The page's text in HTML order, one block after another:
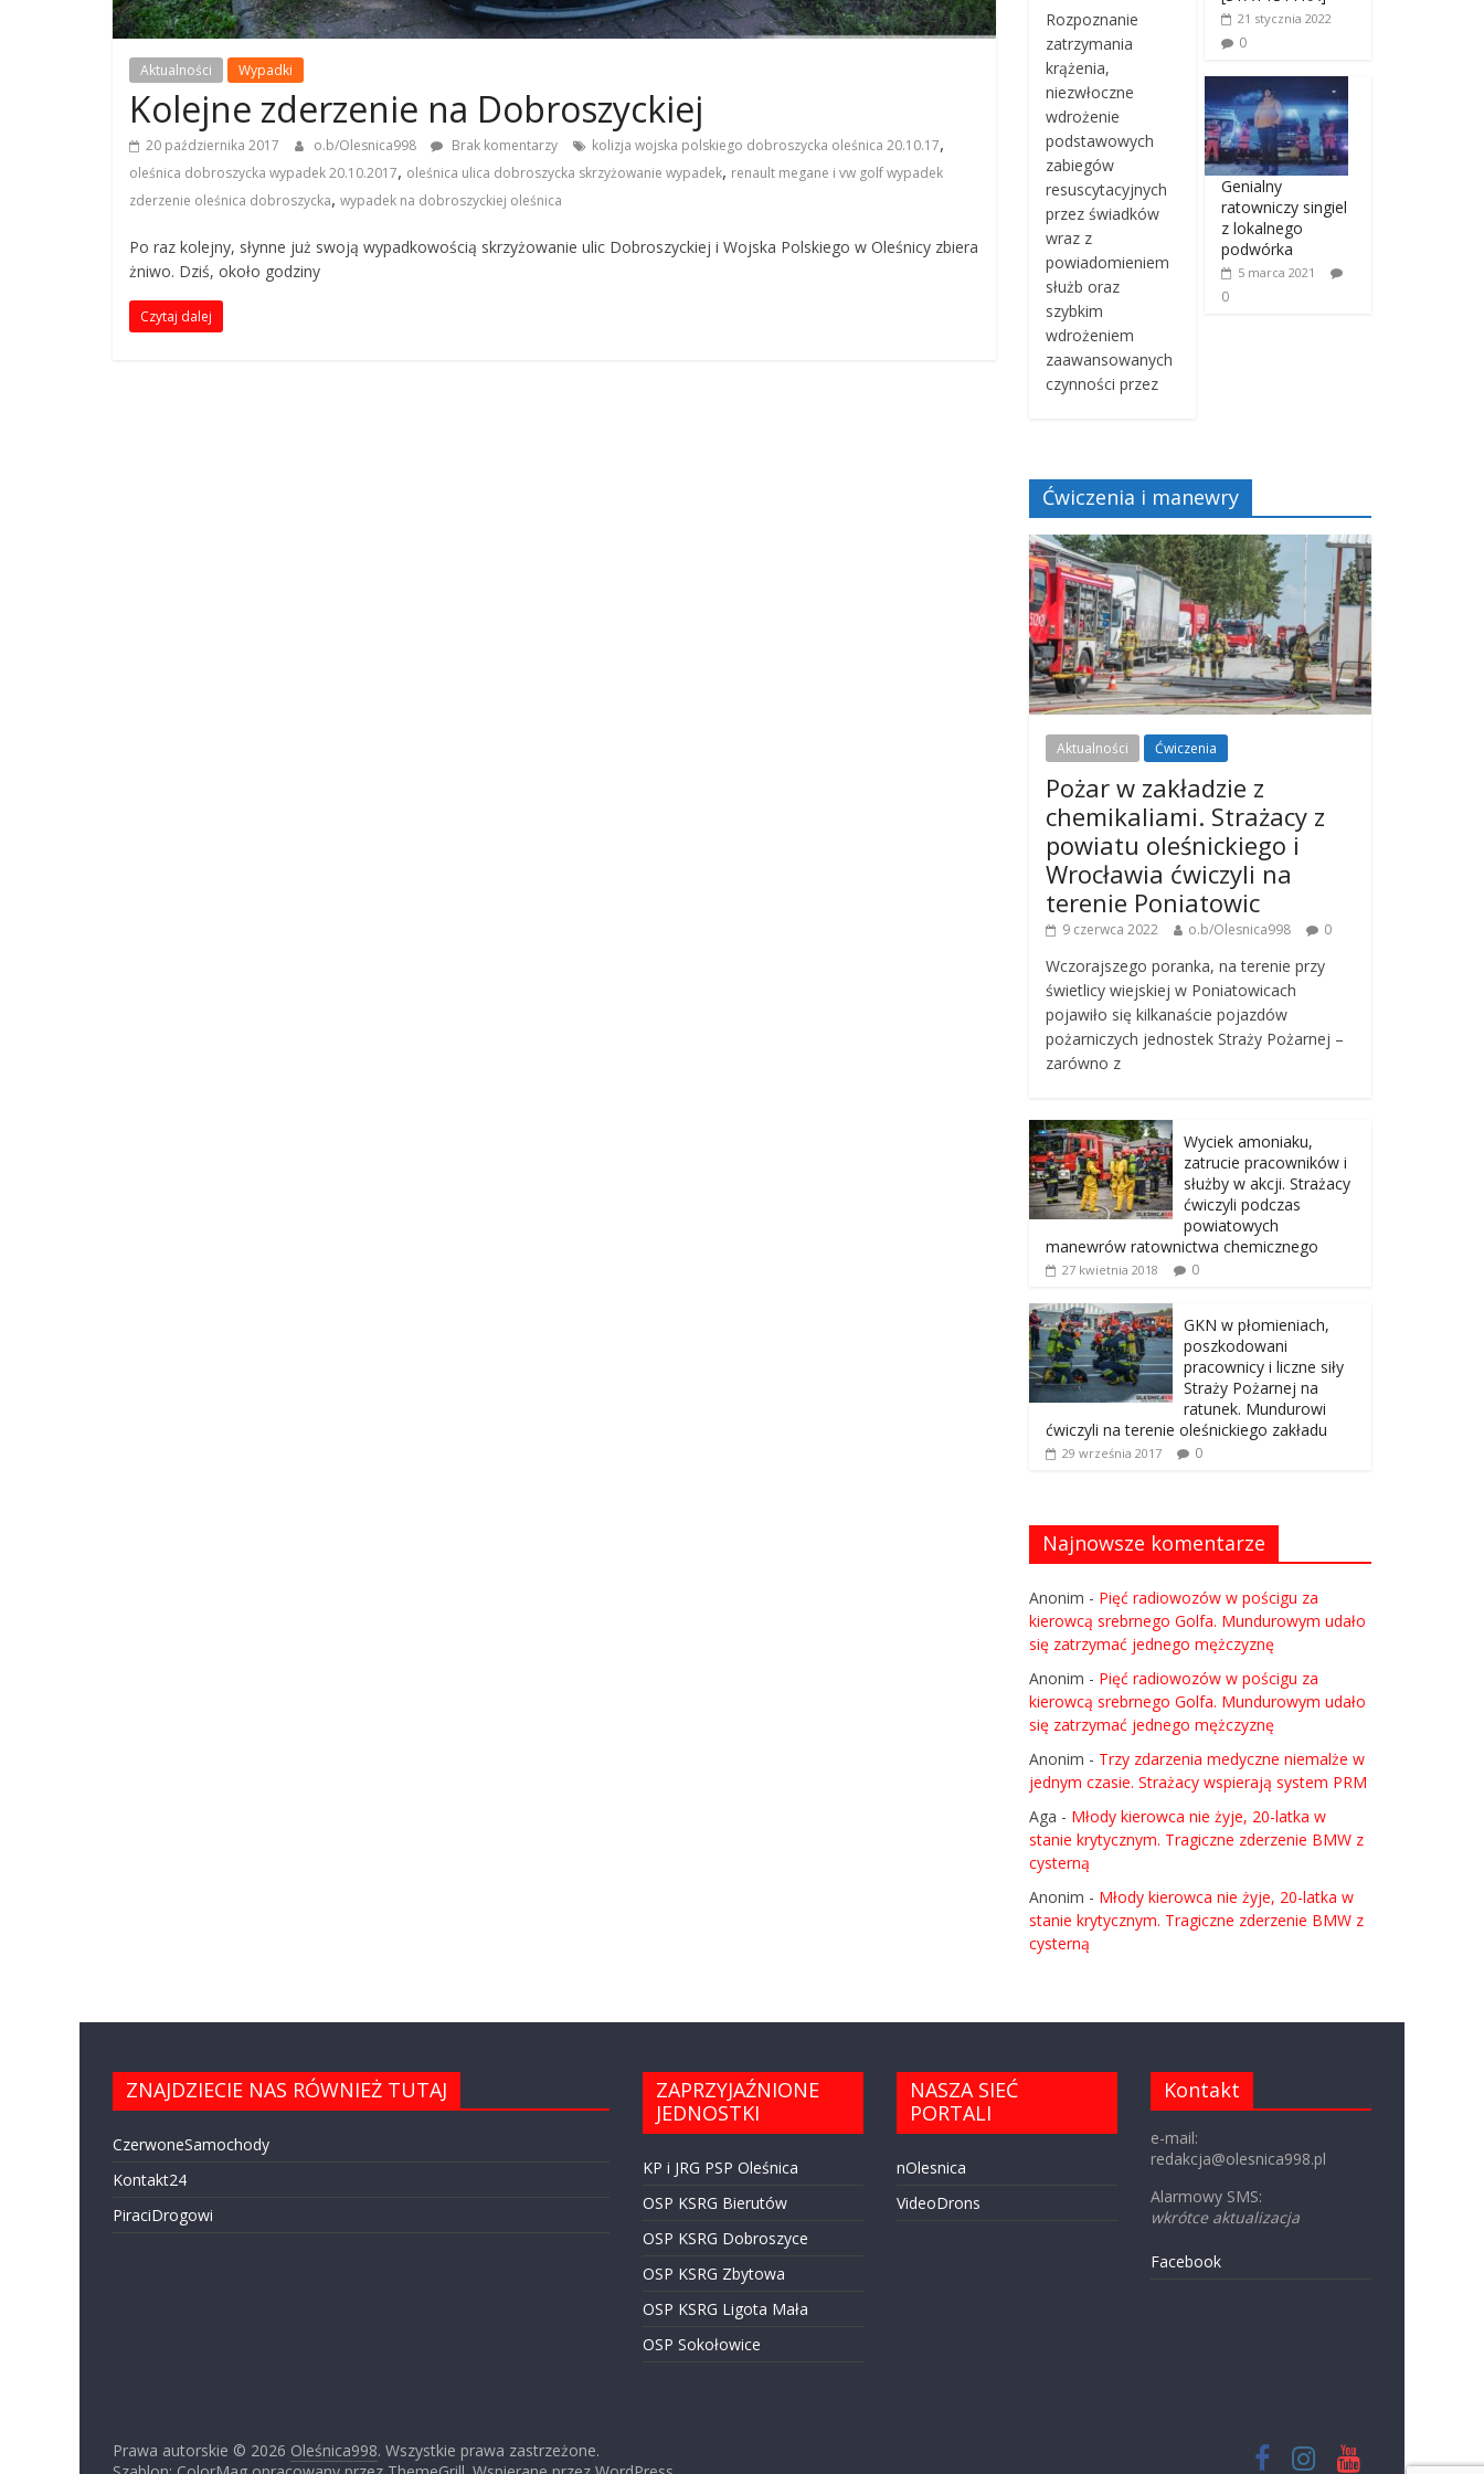
8
Aktualności Wypadki
Kolejne zderzenie na Dobroszyckiej
20 października 2017 o.b/Olesnica998 Brak komentarzy kolizja wojska polskiego dobroszycka oleśnica 20.10.17,
oleśnica dobroszycka wypadek 20.10.2017, oleśnica ulica dobroszycka skrzyżowanie wypadek, renault megane i vw golf wypadek
zderzenie oleśnica dobroszycka, wypadek na dobroszyckiej oleśnica
Po raz kolejny, słynne już swoją wypadkowością skrzyżowanie ulic Dobroszyckiej i Wojska Polskiego w Oleśnicy zbiera
żniwo. Dziś, około godziny
Czytaj dalej
Rozpoznanie
zatrzymania
krążenia,
niezwłoczne
wdrożenie
podstawowych
zabiegów
resuscytacyjnych
przez świadków
wraz z
powiadomieniem
służb oraz
szybkim
wdrożeniem
zaawansowanych
czynności przez
21 stycznia 2022
0
Genialny
ratowniczy singiel
z lokalnego
podwórka
5 marca 2021
0
Ćwiczenia i manewry
Aktualności Ćwiczenia
Pożar w zakładzie z
chemikaliami. Strażacy z
powiatu oleśnickiego i
Wrocławia ćwiczyli na
terenie Poniatowic
9 czerwca 2022 o.b/Olesnica998 0
Wczorajszego poranka, na terenie przy
świetlicy wiejskiej w Poniatowicach
pojawiło się kilkanaście pojazdów
pożarniczych jednostek Straży Pożarnej –
zarówno z
Wyciek amoniaku,
zatrucie pracowników i
służby w akcji. Strażacy
ćwiczyli podczas
powiatowych
manewrów ratownictwa chemicznego
27 kwietnia 2018 0
GKN w płomieniach,
poszkodowani
pracownicy i liczne siły
Straży Pożarnej na
ratunek. Mundurowi
ćwiczyli na terenie oleśnickiego zakładu
29 września 2017 0
Najnowsze komentarze
Anonim - Pięć radiowozów w pościgu za
kierowcą srebrnego Golfa. Mundurowym udało
się zatrzymać jednego mężczyznę
Anonim - Pięć radiowozów w pościgu za
kierowcą srebrnego Golfa. Mundurowym udało
się zatrzymać jednego mężczyznę
Anonim - Trzy zdarzenia medyczne niemalże w
jednym czasie. Strażacy wspierają system PRM
Aga - Młody kierowca nie żyje, 20-latka w
stanie krytycznym. Tragiczne zderzenie BMW z
cysterną
Anonim - Młody kierowca nie żyje, 20-latka w
stanie krytycznym. Tragiczne zderzenie BMW z
cysterną
ZNAJDZIECIE NAS RÓWNIEŻ TUTAJ
CzerwoneSamochody
Kontakt24
PiraciDrogowi
ZAPRZYJAŹNIONE
JEDNOSTKI
KP i JRG PSP Oleśnica
OSP KSRG Bierutów
OSP KSRG Dobroszyce
OSP KSRG Zbytowa
OSP KSRG Ligota Mała
OSP Sokołowice
NASZA SIEĆ
PORTALI
nOlesnica
VideoDrons
Kontakt
e-mail:
redakcja@olesnica998.pl
Alarmowy SMS:
wkrótce aktualizacja
Facebook
Prawa autorskie © 2026 Oleśnica998. Wszystkie prawa zastrzeżone.